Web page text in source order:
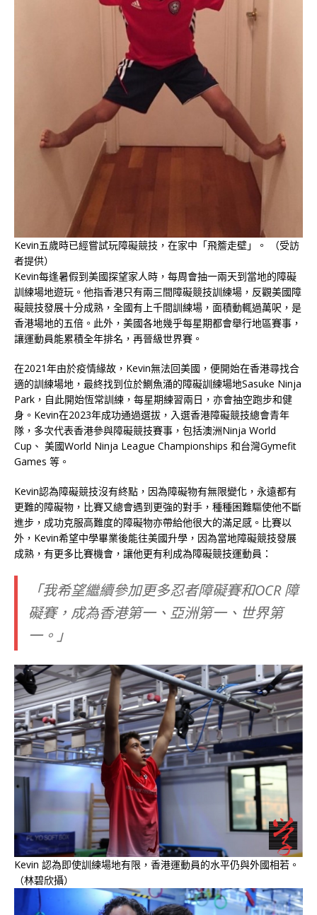
Kevin五歲時已經嘗試玩障礙競技，在家中「飛簷走壁」。 （受訪
者提供）
Kevin每逢暑假到美國探望家人時，每周會抽一兩天到當地的障礙
訓練場地遊玩。他指香港只有兩三間障礙競技訓練場，反觀美國障
礙競技發展十分成熟，全國有上千間訓練場，面積動輒過萬呎，是
香港場地的五倍。此外，美國各地幾乎每星期都會舉行地區賽事，
讓運動員能累積全年排名，再晉級世界賽。
在2021年由於疫情緣故，Kevin無法回美國，便開始在香港尋找合
適的訓練場地，最終找到位於鰂魚涌的障礙訓練場地Sasuke Ninja
Park，自此開始恆常訓練，每星期練習兩日，亦會抽空跑步和健
身。Kevin在2023年成功通過選拔，入選香港障礙競技總會青年
隊，多次代表香港參與障礙競技賽事，包括澳洲Ninja World
Cup、 美國World Ninja League Championships 和台灣Gymefit
Games 等。
Kevin認為障礙競技沒有終點，因為障礙物有無限變化，永遠都有
更難的障礙物，比賽又總會遇到更強的對手，種種困難驅使他不斷
進步，成功克服高難度的障礙物亦帶給他很大的滿足感。比賽以
外，Kevin希望中學畢業後能往美國升學，因為當地障礙競技發展
成熟，有更多比賽機會，讓他更有利成為障礙競技運動員：
「我希望繼續參加更多忍者障礙賽和OCR 障
礙賽，成為香港第一、亞洲第一、世界第
一。」
Kevin 認為即使訓練場地有限，香港運動員的水平仍與外國相若。
（林碧欣攝）